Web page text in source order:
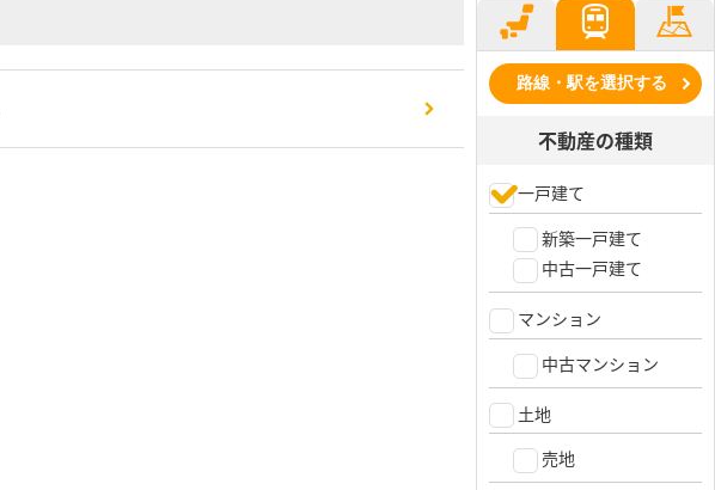
路線・駅を選択する
不動産の種類
一戸建て
新築一戸建て
中古一戸建て
マンション
中古マンション
土地
売地